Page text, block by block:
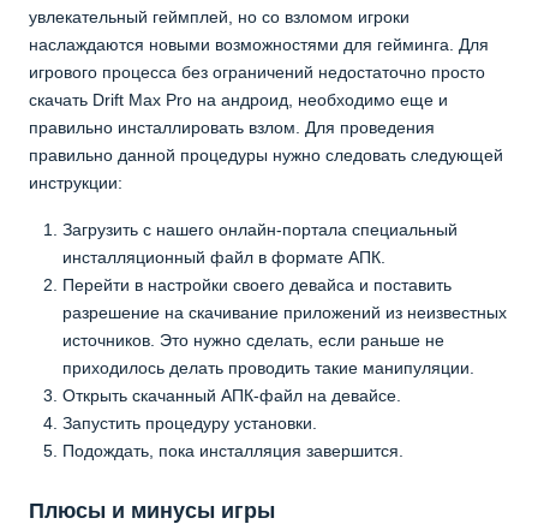
увлекательный геймплей, но со взломом игроки
наслаждаются новыми возможностями для гейминга. Для
игрового процесса без ограничений недостаточно просто
скачать Drift Max Pro на андроид, необходимо еще и
правильно инсталлировать взлом. Для проведения
правильно данной процедуры нужно следовать следующей
инструкции:
Загрузить с нашего онлайн-портала специальный
инсталляционный файл в формате АПК.
Перейти в настройки своего девайса и поставить
разрешение на скачивание приложений из неизвестных
источников. Это нужно сделать, если раньше не
приходилось делать проводить такие манипуляции.
Открыть скачанный АПК-файл на девайсе.
Запустить процедуру установки.
Подождать, пока инсталляция завершится.
Плюсы и минусы игры